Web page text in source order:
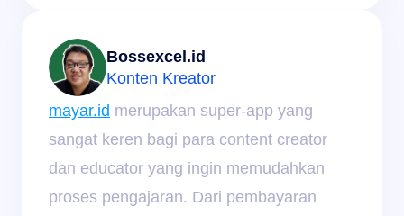
Bossexcel.id
Konten Kreator
mayar.id merupakan super-app yang
sangat keren bagi para content creator
dan educator yang ingin memudahkan
proses pengajaran. Dari pembayaran